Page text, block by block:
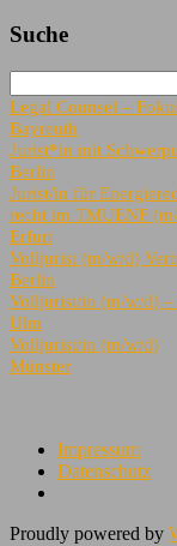
Suche
Legal Counsel –
Bayreuth
Jurist*in mit
Berlin
Jurist/in für
recht im TMUENF
Erfurt
Volljurist (m/w/d)
Berlin
Volljurist/in (m/w/d) –
Ulm
Volljurist/in (m/w/d)
Münster
Impressum
Datenschutz
Proudly powered by